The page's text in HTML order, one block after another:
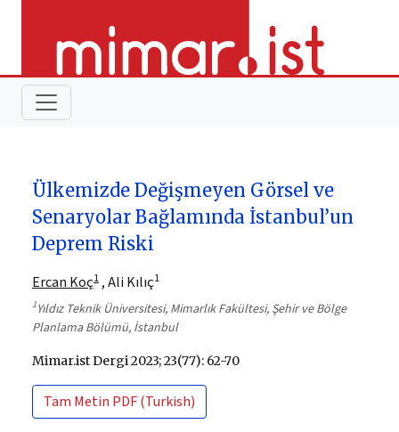
Ülkemizde Değişmeyen Görsel ve
Senaryolar Bağlamında İstanbul’un
Deprem Riski
Ercan Koç1 , Ali Kılıç1
1Yıldız Teknik Üniversitesi, Mimarlık Fakültesi, Şehir ve Bölge
Planlama Bölümü, İstanbul
Mimar.ist Dergi 2023; 23(77): 62-70
Tam Metin PDF (Turkish)